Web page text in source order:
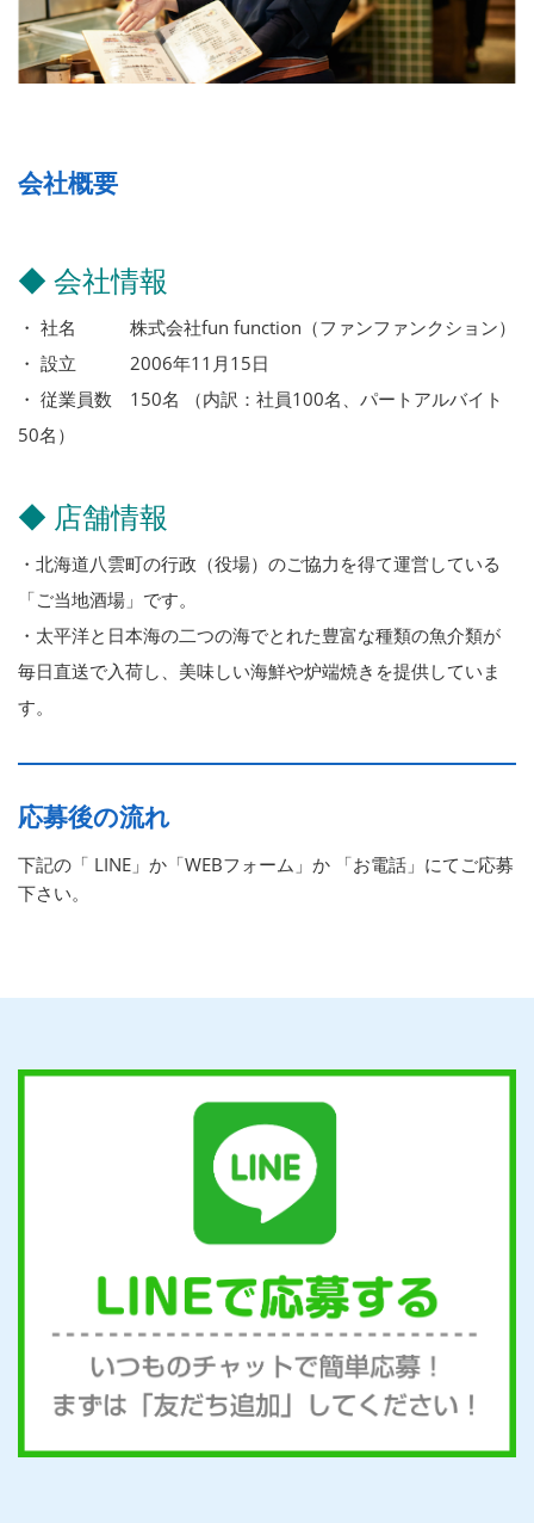
会社概要
◆ 会社情報
・ 社名 株式会社fun function（ファンファンクション）
・ 設立 2006年11月15日
・ 従業員数 150名 （内訳：社員100名、パートアルバイト
50名）
◆ 店舗情報
・北海道八雲町の行政（役場）のご協力を得て運営している
「ご当地酒場」です。
・太平洋と日本海の二つの海でとれた豊富な種類の魚介類が
毎日直送で入荷し、美味しい海鮮や炉端焼きを提供していま
す。
応募後の流れ
下記の「 LINE」か「WEBフォーム」か 「お電話」にてご応募
下さい。